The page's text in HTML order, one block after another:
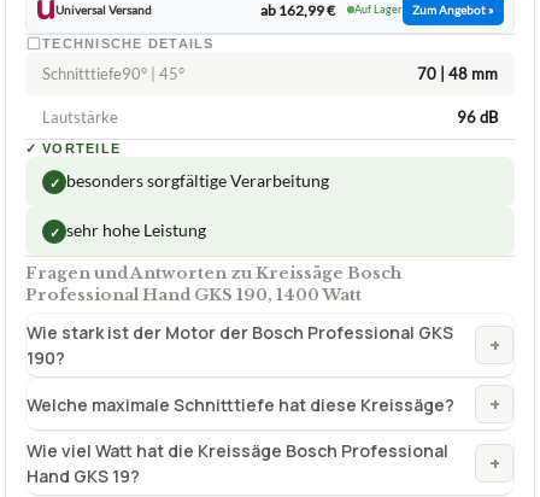
Universal Versand ab 162,99 € Auf Lager Zum Angebot »
TECHNISCHE DETAILS
Schnitttiefe90° | 45° 70 | 48 mm
Lautstärke 96 dB
✓ VORTEILE
✓ besonders sorgfältige Verarbeitung
✓ sehr hohe Leistung
Fragen und Antworten zu Kreissäge Bosch
Professional Hand GKS 190, 1400 Watt
Wie stark ist der Motor der Bosch Professional GKS
190?
+
Welche maximale Schnitttiefe hat diese Kreissäge? +
Wie viel Watt hat die Kreissäge Bosch Professional
Hand GKS 19?
+